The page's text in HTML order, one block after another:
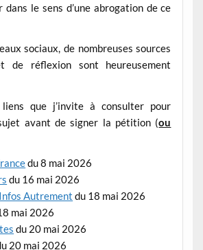
dans le sens d’une abrogation de ce
sociaux, de nombreuses sources
de réflexion sont heureusement
liens que j’invite à consulter pour
avant de signer la pétition (ou
du 8 mai 2026
du 16 mai 2026
Autrement du 18 mai 2026
mai 2026
du 20 mai 2026
20 mai 2026